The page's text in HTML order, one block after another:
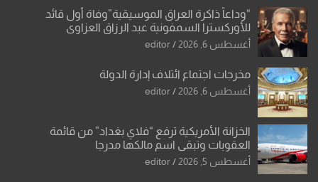
“وداعاً ذاكرة العراق الموسيقية”وفاة أول قائد
للأوركسترا السمفونية عبد الرزاق العزاوي
أغسطس 6, 2026 editor
مخرجات اجتماع ائتلاف إدارة الدولة
أغسطس 6, 2026 editor
الخزانة الأمريكية ترفع “فلاي بغداد” من قائمة
العقوبات وتبقي اسم مالكها مدرجا
أغسطس 5, 2026 editor